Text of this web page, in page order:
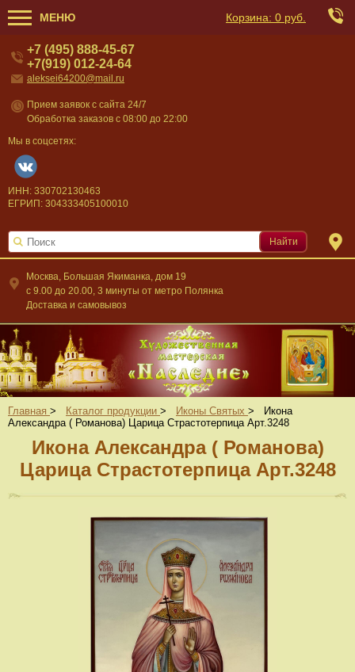
МЕНЮ Корзина: 0 руб.
Москва, Большая Якиманка, дом 19
c 9.00 до 20.00, 3 минуты от метро Полянка
Доставка и самовывоз
+7 (495) 888-45-67
+7(919) 012-24-64
aleksei64200@mail.ru
Прием заявок с сайта 24/7
Обработка заказов с 08:00 до 22:00
Мы в соцсетях:
ИНН: 330702130463
ЕГРИП: 304333405100010
Найти
Главная > Каталог продукции > Иконы Святых >
Икона
Александра ( Романова) Царица Страстотерпица Арт.3248
Икона Александра ( Романова)
Царица Страстотерпица Арт.3248